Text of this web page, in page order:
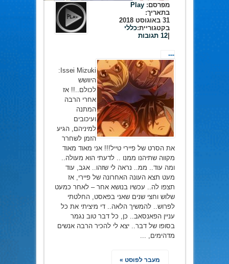
מפרסם:Play
בתאריך:
31 באוגוסט 2018
בקטגוריית:כללי
|12 תגובות
---
Issei Mizuki:
היוושש
לכולם..!! אז
אחרי הרבה
המתנה
ועיכובים
למיניהם, הגיע
הזמן לשחרר
את הסרט של פיירי טייל!!! אני מאוד מאוד
מקווה שתיהנו ממנו .. לדעתי הוא מעולה..
ומה עוד.. ממ.. נראה לי שזהו.. אגב, עוד
מעט תצא העונה האחרונה של פיירי, אז
תצפו לה.. עכשיו בנושא אחר – לאחר כמעט
שלוש וחצי שנים שאני בפאסט, החלטתי
לפרוש.. להמשיך הלאה.. די מיציתי את כל
עניין הפאנסאב.. כן, כל דבר טוב נגמר
בסופו של דבר.. יצא לי להכיר הרבה אנשים
מדהימים, ...
מעבר לפוסט »